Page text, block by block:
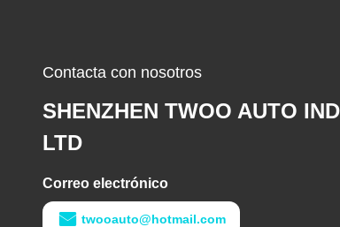
Contacta con nosotros
SHENZHEN TWOO AUTO
LTD
Correo electrónico
twooauto@hotmail.com